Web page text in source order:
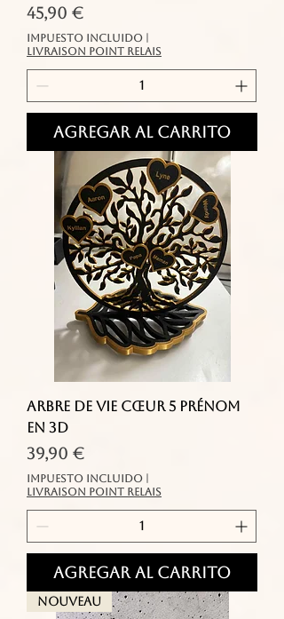
Precio
45,90 €
Impuesto incluido
livraison point relais
Agregar al carrito
Arbre de vie cœur 5 prénom
en 3d
Precio
39,90 €
Impuesto incluido
livraison point relais
Agregar al carrito
Nouveau